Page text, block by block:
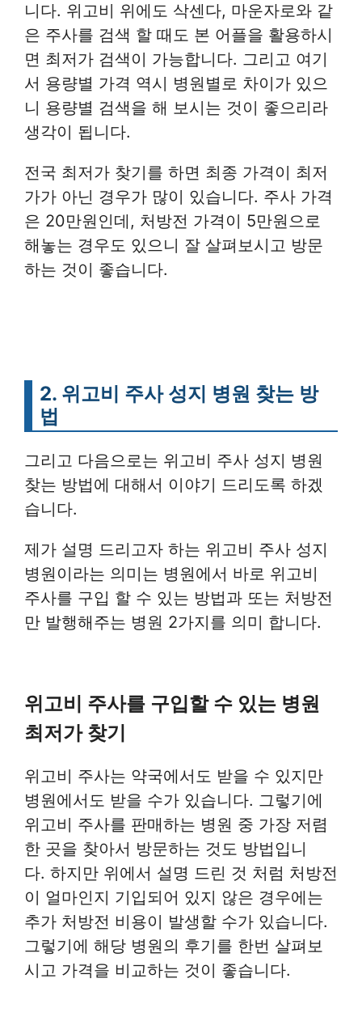
니다. 위고비 위에도 삭센다, 마운자로와 같
은 주사를 검색 할 때도 본 어플을 활용하시
면 최저가 검색이 가능합니다. 그리고 여기
서 용량별 가격 역시 병원별로 차이가 있으
니 용량별 검색을 해 보시는 것이 좋으리라
생각이 됩니다.
전국 최저가 찾기를 하면 최종 가격이 최저
가가 아닌 경우가 많이 있습니다. 주사 가격
은 20만원인데, 처방전 가격이 5만원으로
해놓는 경우도 있으니 잘 살펴보시고 방문
하는 것이 좋습니다.
2. 위고비 주사 성지 병원 찾는 방
법
그리고 다음으로는 위고비 주사 성지 병원
찾는 방법에 대해서 이야기 드리도록 하겠
습니다.
제가 설명 드리고자 하는 위고비 주사 성지
병원이라는 의미는 병원에서 바로 위고비
주사를 구입 할 수 있는 방법과 또는 처방전
만 발행해주는 병원 2가지를 의미 합니다.
위고비 주사를 구입할 수 있는 병원
최저가 찾기
위고비 주사는 약국에서도 받을 수 있지만
병원에서도 받을 수가 있습니다. 그렇기에
위고비 주사를 판매하는 병원 중 가장 저렴
한 곳을 찾아서 방문하는 것도 방법입니
다. 하지만 위에서 설명 드린 것 처럼 처방전
이 얼마인지 기입되어 있지 않은 경우에는
추가 처방전 비용이 발생할 수가 있습니다.
그렇기에 해당 병원의 후기를 한번 살펴보
시고 가격을 비교하는 것이 좋습니다.